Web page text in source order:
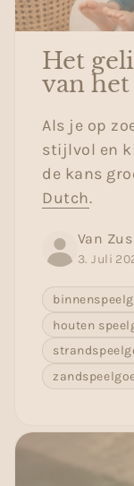
Het
van
Als je op
stijlvol en
de kans
Dutch.
Van Zus
3. Juli
houten